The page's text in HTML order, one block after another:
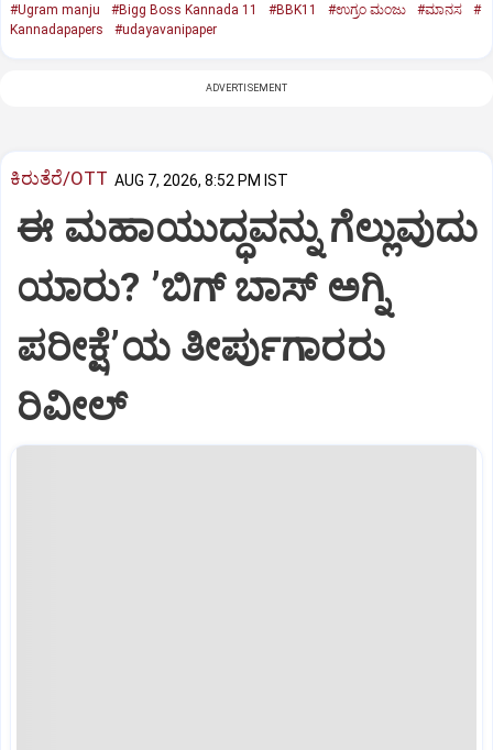
#Ugram manju #Bigg Boss Kannada 11 #BBK11 #ಉಗ್ರಂ ಮಂಜು #ಮಾನಸ
#
Kannadapapers
#udayavanipaper
ADVERTISEMENT
ಕಿರುತೆರೆ/OTT AUG 7, 2026, 8:52 PM IST
ಈ ಮಹಾಯುದ್ಧವನ್ನು ಗೆಲ್ಲುವುದು
ಯಾರು? ʼಬಿಗ್‌ ಬಾಸ್‌ ಅಗ್ನಿ
ಪರೀಕ್ಷೆʼಯ ತೀರ್ಪುಗಾರರು
ರಿವೀಲ್